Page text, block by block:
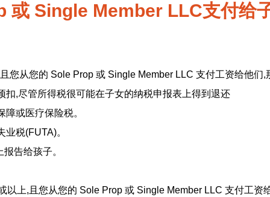
或 Single Member LLC支付给
您从您的 Sole Prop 或 Single Member LLC 支付工资给他们,
扣,尽管所得税很可能在子女的纳税申报表上得到退还
障或医疗保险税。
税(FUTA)。
告给孩子。
以上,且您从您的 Sole Prop 或 Single Member LLC 支付工资